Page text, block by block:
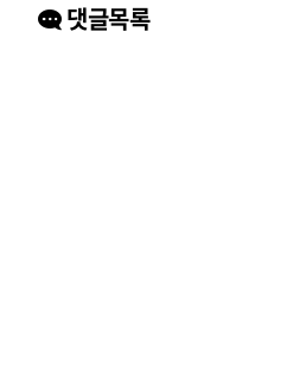
댓글목록